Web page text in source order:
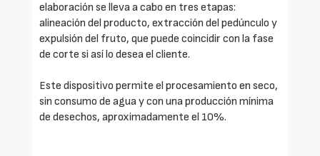
elaboración se lleva a cabo en tres etapas:
alineación del producto, extracción del pedúnculo y
expulsión del fruto, que puede coincidir con la fase
de corte si así lo desea el cliente.
Este dispositivo permite el procesamiento en seco,
sin consumo de agua y con una producción mínima
de desechos, aproximadamente el 10%.